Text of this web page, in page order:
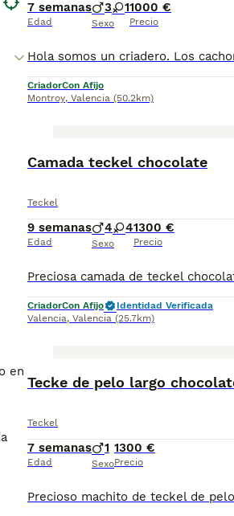
en el
7 semanas
Edad
3 1
Sexo
1000 €
Precio
CriadorCon Afijo
Montroy, Valencia (50.2km)
Camada teckel chocolate
Teckel
9 semanas
Edad
4 4
Sexo
1300 €
Precio
CriadorCon Afijo
Identidad Verificada
Valencia, Valencia (25.7km)
Tecke de pelo largo
Teckel
7 semanas
Edad
1
Sexo
1300 €
Precio